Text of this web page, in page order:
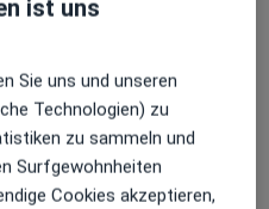
für Einsteiger
ist uns
Sie uns und unseren
Technologien) zu
zu sammeln und
Surfgewohnheiten
Cookies akzeptieren,